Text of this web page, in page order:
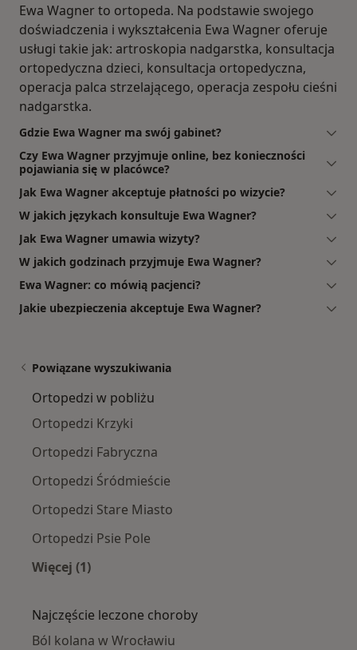
Ewa Wagner to ortopeda. Na podstawie swojego
doświadczenia i wykształcenia Ewa Wagner oferuje
usługi takie jak: artroskopia nadgarstka, konsultacja
ortopedyczna dzieci, konsultacja ortopedyczna,
operacja palca strzelającego, operacja zespołu cieśni
nadgarstka.
Gdzie Ewa Wagner ma swój gabinet?
Czy Ewa Wagner przyjmuje online, bez konieczności
pojawiania się w placówce?
Jak Ewa Wagner akceptuje płatności po wizycie?
W jakich językach konsultuje Ewa Wagner?
Jak Ewa Wagner umawia wizyty?
W jakich godzinach przyjmuje Ewa Wagner?
Ewa Wagner: co mówią pacjenci?
Jakie ubezpieczenia akceptuje Ewa Wagner?
Powiązane wyszukiwania
Ortopedzi w pobliżu
Ortopedzi Krzyki
Ortopedzi Fabryczna
Ortopedzi Śródmieście
Ortopedzi Stare Miasto
Ortopedzi Psie Pole
Więcej (1)
Najczęście leczone choroby
Ból kolana w Wrocławiu